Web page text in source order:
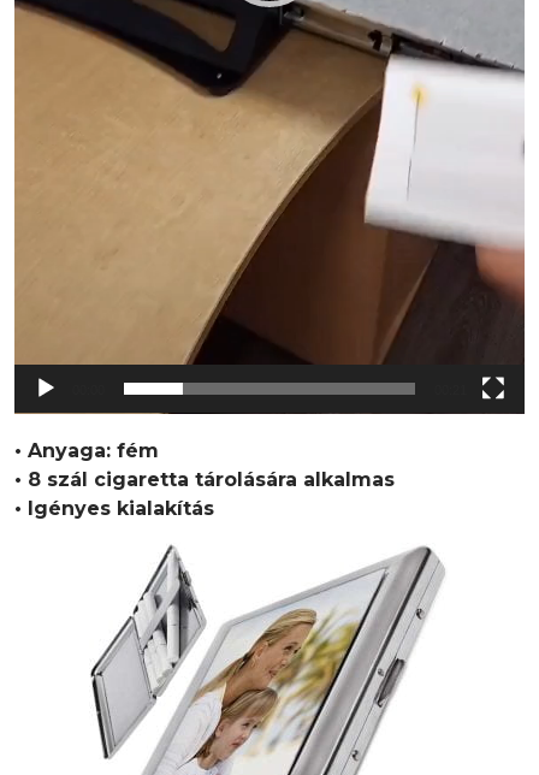
• Anyaga: fém
• 8 szál cigaretta tárolására alkalmas
• Igényes kialakítás